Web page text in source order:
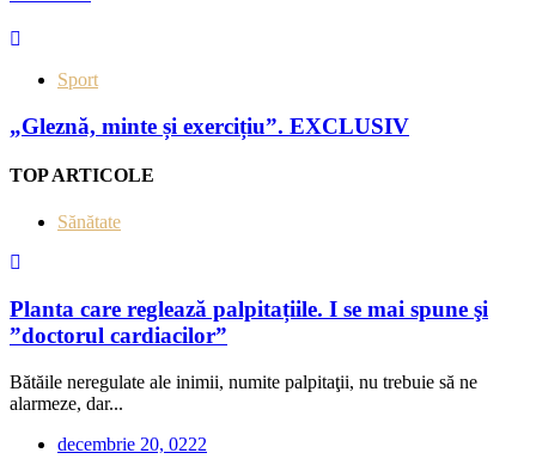
Sport
„Gleznă, minte și exercițiu”. EXCLUSIV
TOP ARTICOLE
Sănătate
Planta care reglează palpitațiile. I se mai spune şi
”doctorul cardiacilor”
Bătăile neregulate ale inimii, numite palpitaţii, nu trebuie să ne
alarmeze, dar...
decembrie 20, 0222